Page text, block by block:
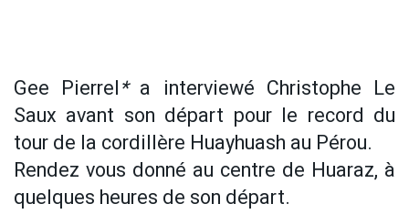
Gee Pierrel*a interviewé Christophe Le
Saux avant son départ pour le record du
tour de la cordillère Huayhuash au Pérou.
Rendez vous donné au centre de Huaraz, à
quelques heures de son départ.